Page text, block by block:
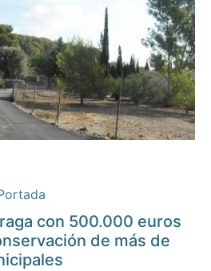
con 500.000 euros
de más de